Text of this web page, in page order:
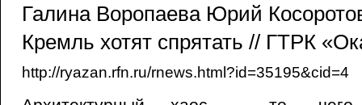
Галина Воропаева Юрий
Кремль хотят спрятать // ГТРК
http://ryazan.rfn.ru/rnews.html?id=35195&cid=4